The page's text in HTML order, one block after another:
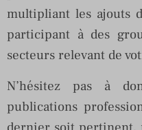
multipliant les ajouts
participant à des
secteurs relevant de
N’hésitez pas à
publications